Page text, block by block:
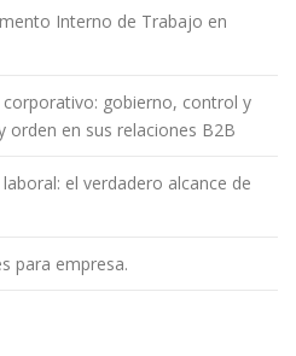
Interno de Trabajo en
gobierno, control y
orden en sus relaciones B2B
el verdadero alcance de
para empresa.